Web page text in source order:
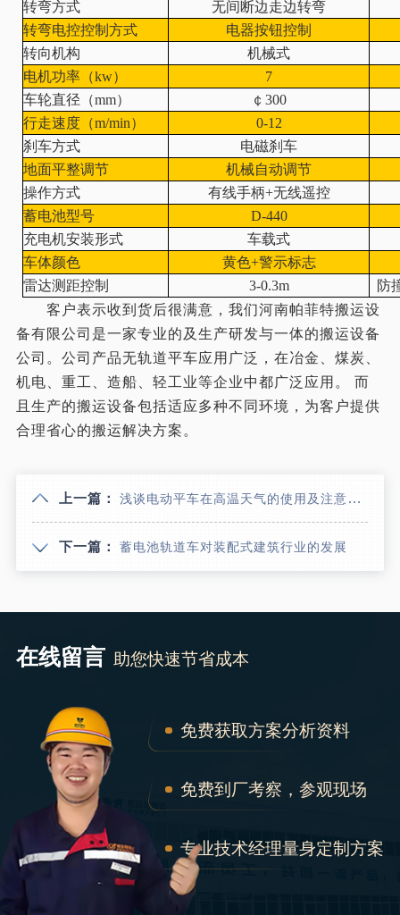
转弯方式
无间断边走边转弯
转弯电控控制方式
电器按钮控制
转向机构
机械式
电机功率（kw）
7
车轮直径（mm）
￠300
行走速度（m/min）
0-12
刹车方式
电磁刹车
地面平整调节
机械自动调节
操作方式
有线手柄+无线遥控
蓄电池型号
D-440
充电机安装形式
车载式
车体颜色
黄色+警示标志
雷达测距控制
3-0.3m
防
客户表示收到货后很满意，我们河南帕菲特搬运设
备有限公司是一家专业的及生产研发与一体的搬运设备
公司。公司产品无轨道平车应用广泛，在冶金、煤炭、
机电、重工、造船、轻工业等企业中都广泛应用。 而
且生产的搬运设备包括适应多种不同环境，为客户提供
合理省心的搬运解决方案。
上一篇： 浅谈电动平车在高温天气的使用及注意事项？
下一篇： 蓄电池轨道车对装配式建筑行业的发展
在线留言 助您快速节省成本
免费获取方案分析资料
免费到厂考察，参观现场
专业技术经理量身定制方案